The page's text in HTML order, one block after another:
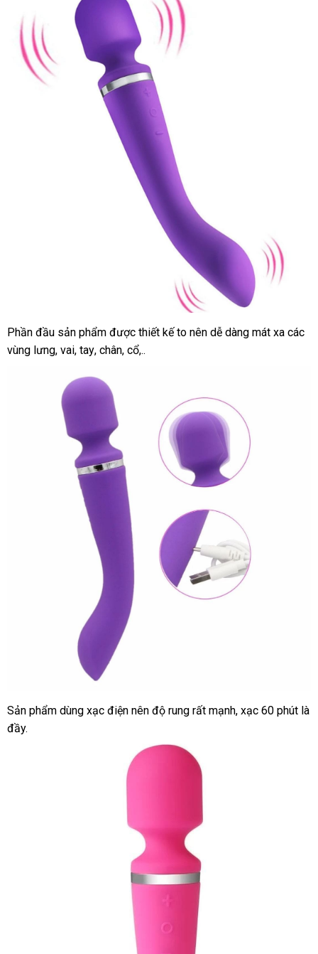
Phần đầu sản phẩm đổi
trả
được thiết kế to nên dễ dàng mát xa bảng
các
vùng lưnggiảm
, vaicao
, tayphản
, chânđẹp
, cổ,..
Sản phẩm dùng xạc điện nên độ rung xưởng
rất mạnhđại
, xạc 60 phút là
đầy.